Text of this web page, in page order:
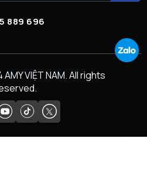
889 696
VIỆT NAM. All rights